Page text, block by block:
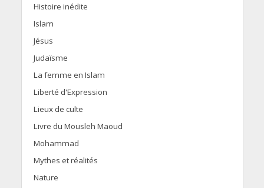
Histoire inédite
Islam
Jésus
Judaïsme
La femme en Islam
Liberté d'Expression
Lieux de culte
Livre du Mousleh Maoud
Mohammad
Mythes et réalités
Nature